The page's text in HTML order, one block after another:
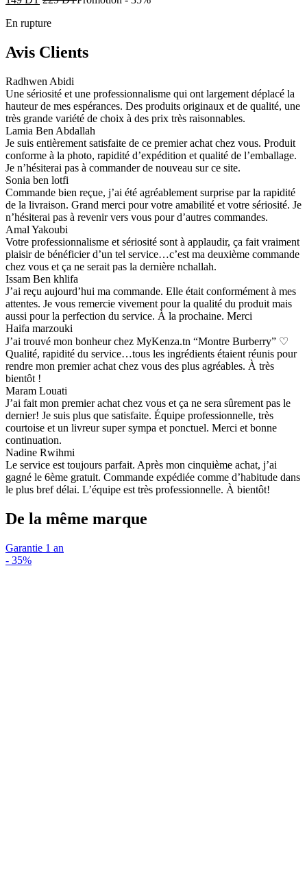
En rupture
Avis Clients
Radhwen Abidi
Une sériosité et une professionnalisme qui ont largement déplacé la
hauteur de mes espérances. Des produits originaux et de qualité, une
très grande variété de choix à des prix très raisonnables.
Lamia Ben Abdallah
Je suis entièrement satisfaite de ce premier achat chez vous. Produit
conforme à la photo, rapidité d’expédition et qualité de l’emballage.
Je n’hésiterai pas à commander de nouveau sur ce site.
Sonia ben lotfi
Commande bien reçue, j’ai été agréablement surprise par la rapidité
de la livraison. Grand merci pour votre amabilité et votre sériosité. Je
n’hésiterai pas à revenir vers vous pour d’autres commandes.
Amal Yakoubi
Votre professionnalisme et sériosité sont à applaudir, ça fait vraiment
plaisir de bénéficier d’un tel service…c’est ma deuxième commande
chez vous et ça ne serait pas la dernière nchallah.
Issam Ben khlifa
J’ai reçu aujourd’hui ma commande. Elle était conformément à mes
attentes. Je vous remercie vivement pour la qualité du produit mais
aussi pour la perfection du service. À la prochaine. Merci
Haifa marzouki
J’ai trouvé mon bonheur chez MyKenza.tn “Montre Burberry” ♡
Qualité, rapidité du service…tous les ingrédients étaient réunis pour
rendre mon premier achat chez vous des plus agréables. À très
bientôt !
Maram Louati
J’ai fait mon premier achat chez vous et ça ne sera sûrement pas le
dernier! Je suis plus que satisfaite. Équipe professionnelle, très
courtoise et un livreur super sympa et ponctuel. Merci et bonne
continuation.
Nadine Rwihmi
Le service est toujours parfait. Après mon cinquième achat, j’ai
gagné le 6ème gratuit. Commande expédiée comme d’habitude dans
le plus bref délai. L’équipe est très professionnelle. À bientôt!
De la même marque
Garantie 1 an
- 35%